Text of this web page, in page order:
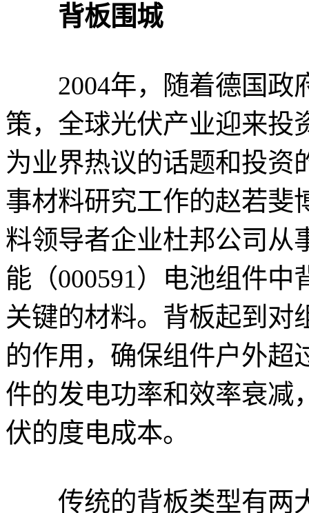
背板围城
2004年，随着德国政
策，全球光伏产业迎来投
为业界热议的话题和投资
事材料研究工作的赵若斐
料领导者企业杜邦公司从
能（000591）电池组件
关键的材料。背板起到对
的作用，确保组件户外超
件的发电功率和效率衰减
伏的度电成本。
传统的背板类型有两